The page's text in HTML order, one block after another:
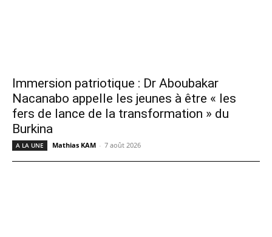
Immersion patriotique : Dr Aboubakar
Nacanabo appelle les jeunes à être « les
fers de lance de la transformation » du
Burkina
A LA UNE Mathias KAM - 7 août 2026